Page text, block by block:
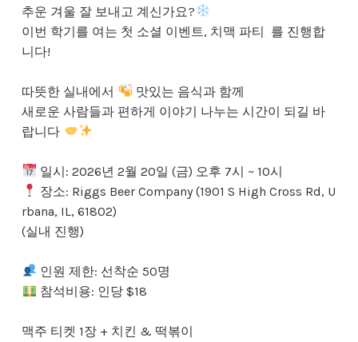
추운 겨울 잘 보내고 계신가요?
이번 학기를 여는 첫 소셜 이벤트, 치맥 파티 를 진행합
니다!
따뜻한 실내에서
맛있는 음식과 함께
새로운 사람들과 편하게 이야기 나누는 시간이 되길 바
랍니다
일시: 2026년 2월 20일 (금) 오후 7시 ~ 10시
장소: Riggs Beer Company (1901 S High Cross Rd, U
rbana, IL, 61802)
(실내 진행)
인원 제한: 선착순 50명
참석비용: 인당 $18
맥주 티켓 1장 + 치킨 & 떡볶이